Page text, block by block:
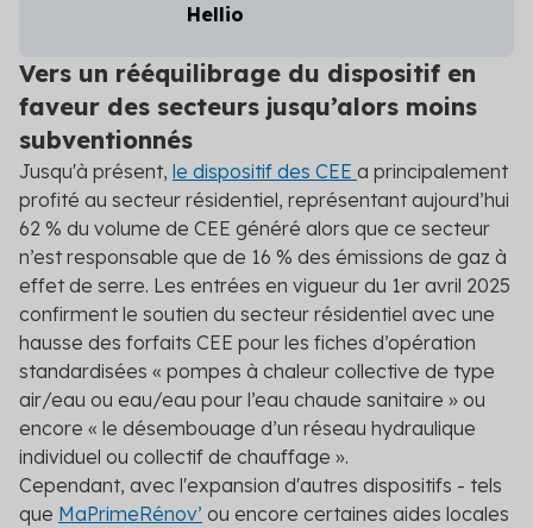
Hellio
Vers un rééquilibrage du dispositif en
faveur des secteurs jusqu’alors moins
subventionnés
Jusqu'à présent, le dispositif des CEE a principalement
profité au secteur résidentiel, représentant aujourd’hui
62 % du volume de CEE généré alors que ce secteur
n’est responsable que de 16 % des émissions de gaz à
effet de serre. Les entrées en vigueur du 1er avril 2025
confirment le soutien du secteur résidentiel avec une
hausse des forfaits CEE pour les fiches d’opération
standardisées « pompes à chaleur collective de type
air/eau ou eau/eau pour l’eau chaude sanitaire » ou
encore « le désembouage d’un réseau hydraulique
individuel ou collectif de chauffage ».
Cependant, avec l'expansion d'autres dispositifs - tels
que MaPrimeRénov’ ou encore certaines aides locales